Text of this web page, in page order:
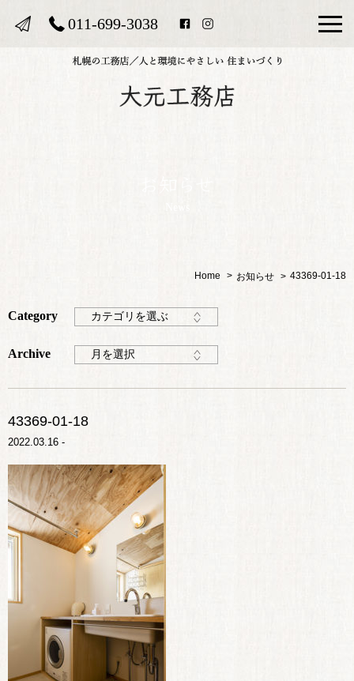
011-699-3038
Home お知らせ 43369-01-18
Category カテゴリを選ぶ
Archive 月を選択
43369-01-18
2022.03.16 -